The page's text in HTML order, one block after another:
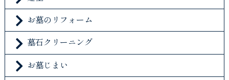
お墓のリフォーム
墓石クリーニング
お墓じまい